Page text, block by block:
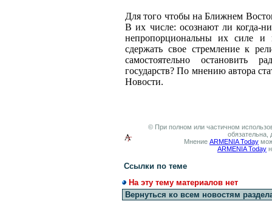
Для того чтобы на Ближнем
В их числе: осознают ли когда-
непропорциональны их силе и
сдержать свое стремление к
самостоятельно остановить
государств? По мнению автора
Новости.
© При полном или частичном
обязательна,
Мнение ARMENIA Today
ARMENIA Today
Ссылки по теме
На эту тему материалов нет
Вернуться ко всем новостям